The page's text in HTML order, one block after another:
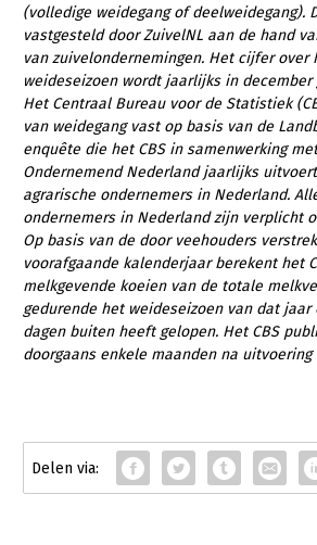
(volledige weidegang of deelweidegang).
vastgesteld door ZuivelNL aan de hand
van zuivelondernemingen. Het cijfer over
weideseizoen wordt jaarlijks in december
Het Centraal Bureau voor de Statistiek
van weidegang vast op basis van de
enquête die het CBS in samenwerking
Ondernemend Nederland jaarlijks
agrarische ondernemers in Nederland.
ondernemers in Nederland zijn verplicht
Op basis van de door veehouders
voorafgaande kalenderjaar berekent het
melkgevende koeien van de totale
gedurende het weideseizoen van dat jaar
dagen buiten heeft gelopen. Het CBS
doorgaans enkele maanden na